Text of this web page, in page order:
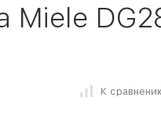
Miele
К